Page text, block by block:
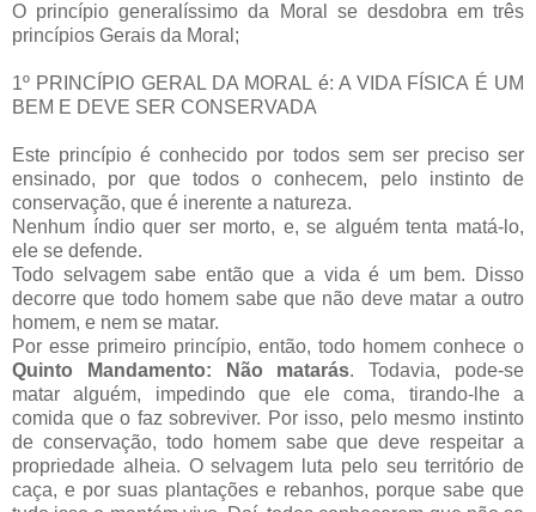
O princípio generalíssimo da Moral se desdobra em três
princípios Gerais da Moral;
1º PRINCÍPIO GERAL DA MORAL é: A VIDA FÍSICA É UM
BEM E DEVE SER CONSERVADA
Este princípio é conhecido por todos sem ser preciso ser
ensinado, por que todos o conhecem, pelo instinto de
conservação, que é inerente a natureza.
Nenhum índio quer ser morto, e, se alguém tenta matá-lo,
ele se defende.
Todo selvagem sabe então que a vida é um bem. Disso
decorre que todo homem sabe que não deve matar a outro
homem, e nem se matar.
Por esse primeiro princípio, então, todo homem conhece o
Quinto Mandamento: Não matarás. Todavia, pode-se
matar alguém, impedindo que ele coma, tirando-lhe a
comida que o faz sobreviver. Por isso, pelo mesmo instinto
de conservação, todo homem sabe que deve respeitar a
propriedade alheia. O selvagem luta pelo seu território de
caça, e por suas plantações e rebanhos, porque sabe que